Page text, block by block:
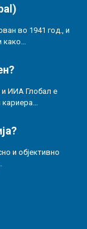
во 1941 год., и
како…
ИИА Глобал е
кариера…
и објективно